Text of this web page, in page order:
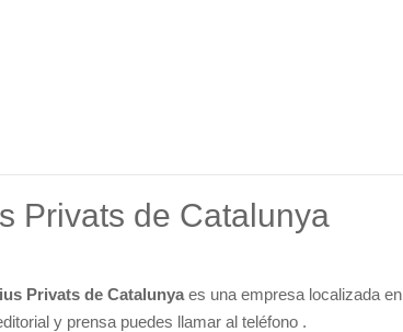
Privats de Catalunya
Privats de Catalunya es una empresa localizada en
y prensa puedes llamar al teléfono .